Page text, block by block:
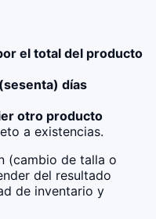
el total del producto
días
otro producto
a existencias.
(cambio de talla o
del resultado
de inventario y